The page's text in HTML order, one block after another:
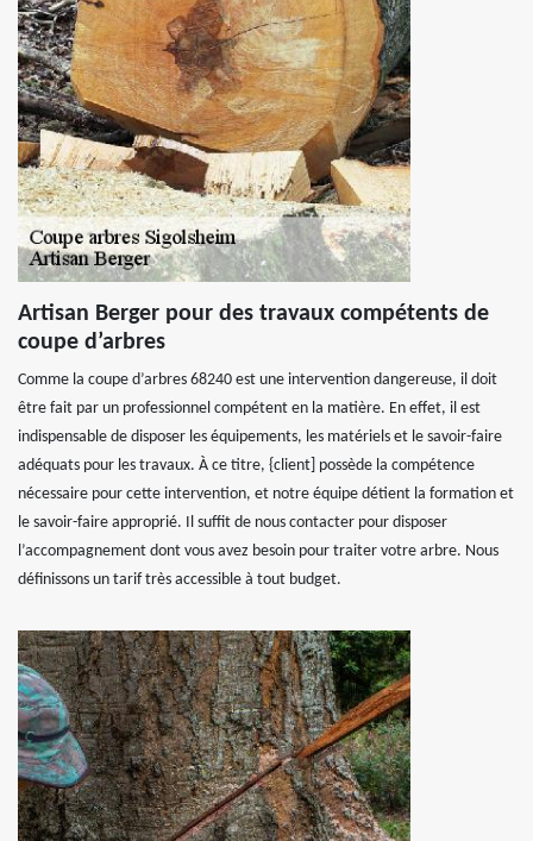
Artisan Berger pour des travaux compétents de
coupe d’arbres
Comme la coupe d’arbres 68240 est une intervention dangereuse, il doit
être fait par un professionnel compétent en la matière. En effet, il est
indispensable de disposer les équipements, les matériels et le savoir-faire
adéquats pour les travaux. À ce titre, {client] possède la compétence
nécessaire pour cette intervention, et notre équipe détient la formation et
le savoir-faire approprié. Il suffit de nous contacter pour disposer
l’accompagnement dont vous avez besoin pour traiter votre arbre. Nous
définissons un tarif très accessible à tout budget.